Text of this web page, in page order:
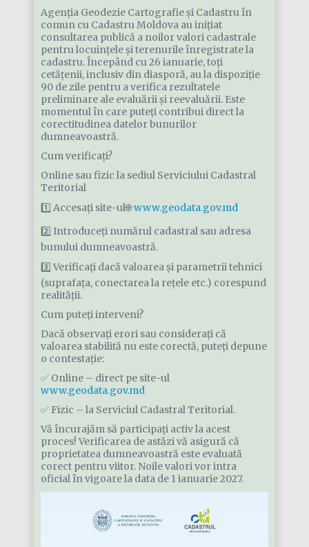
Agenția Geodezie Cartografie și Cadastru în
comun cu Cadastru Moldova au inițiat
consultarea publică a noilor valori cadastrale
pentru locuințele și terenurile înregistrate la
cadastru. Începând cu 26 ianuarie, toți
cetățenii, inclusiv din diasporă, au la dispoziție
90 de zile pentru a verifica rezultatele
preliminare ale evaluării și reevaluării. Este
momentul în care puteți contribui direct la
corectitudinea datelor bunurilor
dumneavoastră.
Cum verificați?
Online sau fizic la sediul Serviciului Cadastral
Teritorial
1️⃣ Accesați site-ul🌐www.geodata.gov.md
2️⃣ Introduceți numărul cadastral sau adresa
bunului dumneavoastră.
3️⃣ Verificați dacă valoarea și parametrii tehnici
(suprafața, conectarea la rețele etc.) corespund
realității.
Cum puteți interveni?
Dacă observați erori sau considerați că
valoarea stabilită nu este corectă, puteți depune
o contestație:
✅ Online – direct pe site-ul
www.geodata.gov.md
✅ Fizic – la Serviciul Cadastral Teritorial.
Vă încurajăm să participați activ la acest
proces! Verificarea de astăzi vă asigură că
proprietatea dumneavoastră este evaluată
corect pentru viitor. Noile valori vor intra
oficial în vigoare la data de 1 ianuarie 2027.